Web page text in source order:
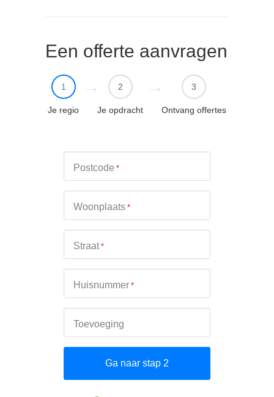
Een offerte aanvragen
1
Je regio
2
Je opdracht
3
Ontvang offertes
Postcode *
Woonplaats *
Straat *
Huisnummer *
Toevoeging